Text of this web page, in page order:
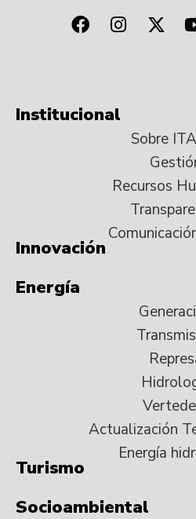
Institucional
Sobre
Recursos
Innovación
Energía
Actualización
Energía
Turismo
Socioambiental